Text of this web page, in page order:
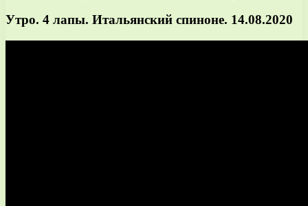
Утро. 4 лапы. Итальянский спиноне. 14.08.2020